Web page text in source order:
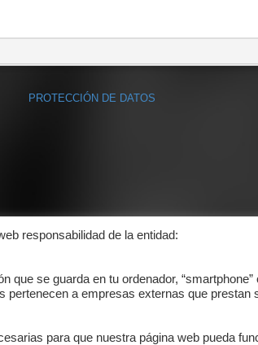
PROTECCIÓN DE DATOS
responsabilidad de la entidad:
que se guarda en tu ordenador, “smartphone”
a empresas externas que prestan
para que nuestra página web pueda